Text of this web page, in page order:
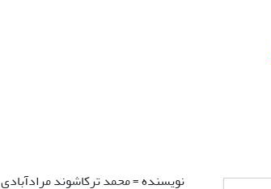
نویسنده =محمد ترکاشوند مرادآبادی